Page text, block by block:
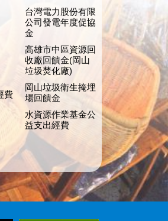
費
台灣電力股份有限
公司發電年度促協
金
高雄市中區資源回
收廠回饋金(岡山
垃圾焚化廠)
岡山垃圾衛生掩埋
場回饋金
水資源作業基金公
益支出經費